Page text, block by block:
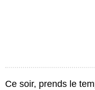
Ce soir, prends le